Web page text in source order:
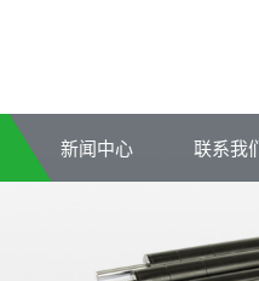
新闻中心 联系我